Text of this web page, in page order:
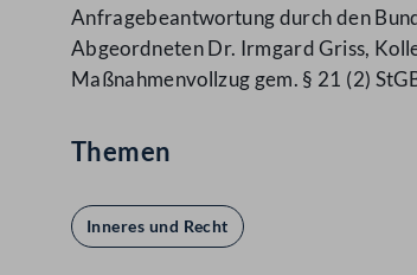
Anfragebeantwortung durch den
Abgeordneten Dr. Irmgard Griss,
Maßnahmenvollzug gem. § 21 (2)
Themen
Inneres und Recht